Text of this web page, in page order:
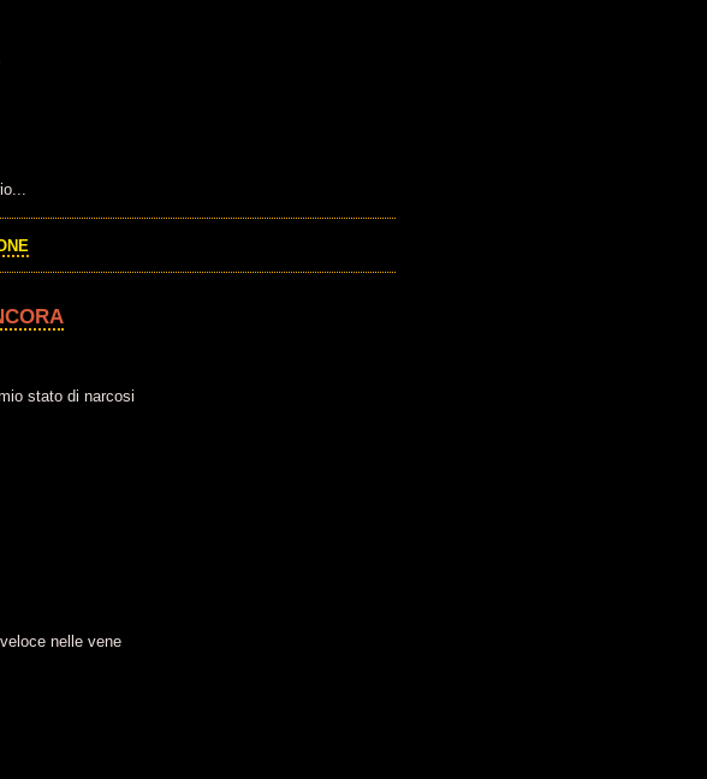
stato di narcosi
nelle vene